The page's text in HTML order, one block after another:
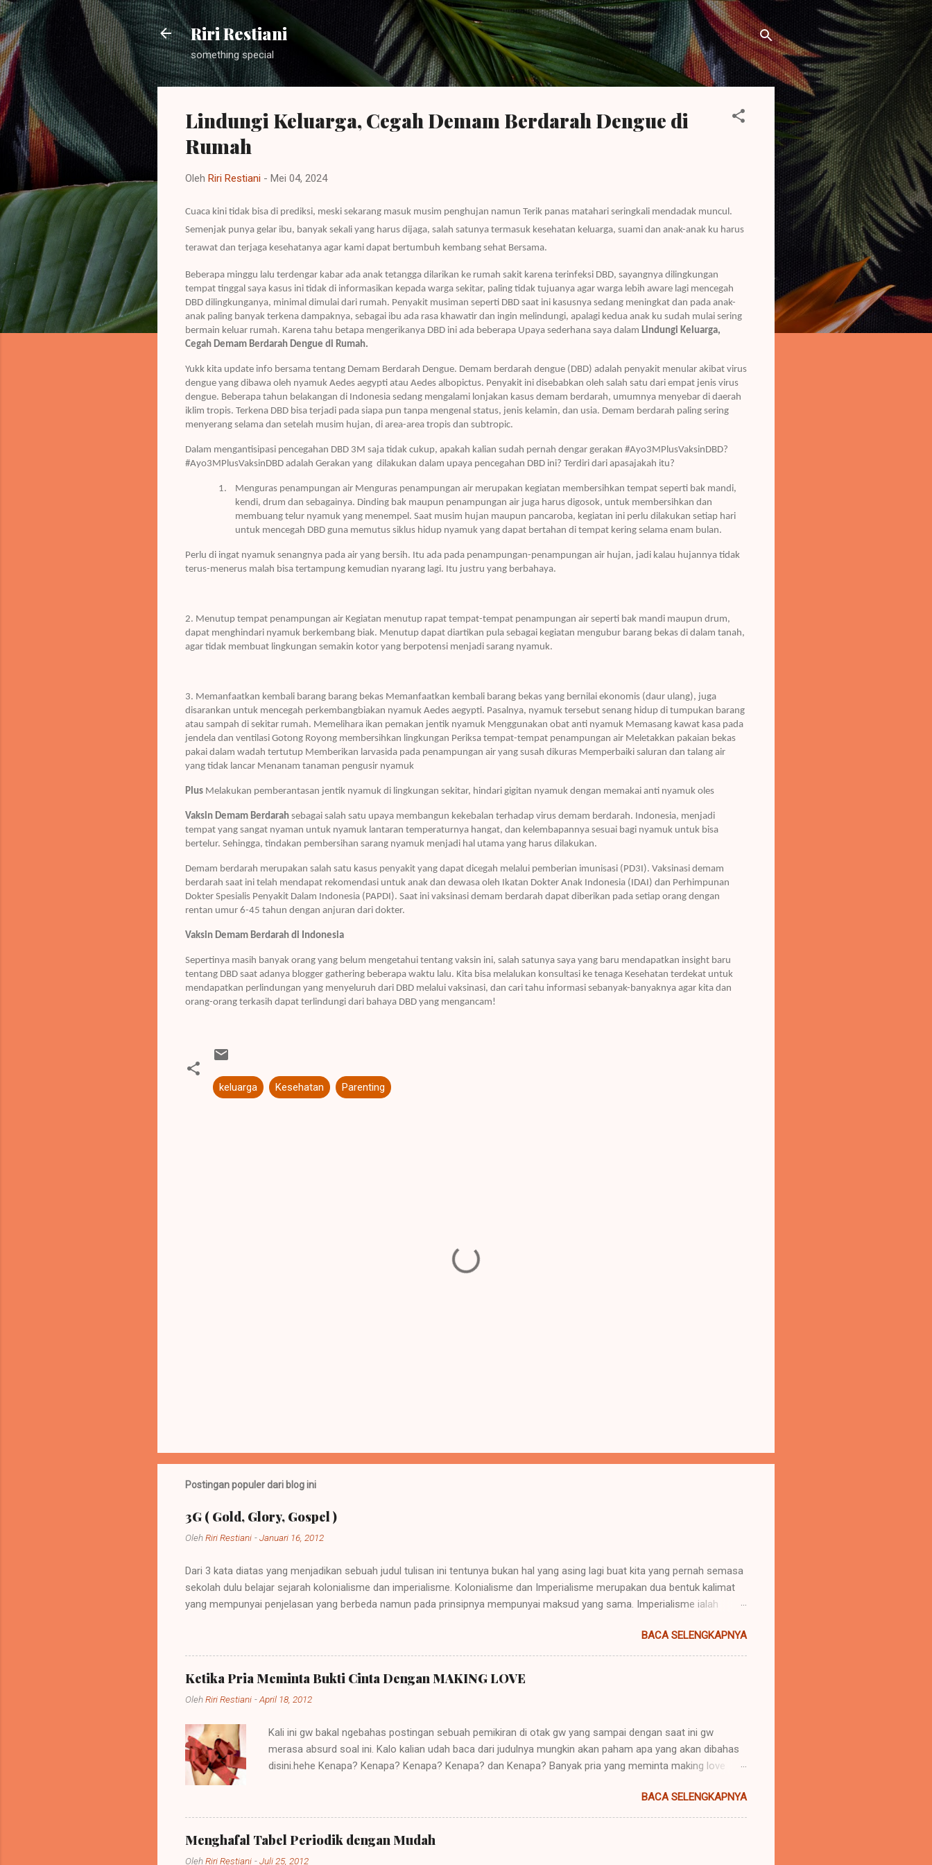
Langsung ke konten utama
Riri Restiani
something special
Lindungi Keluarga, Cegah Demam Berdarah Dengue di
Rumah
Oleh Riri Restiani - Mei 04, 2024
Cuaca kini tidak bisa di prediksi, meski sekarang masuk musim penghujan namun Terik panas matahari seringkali mendadak muncul.
Semenjak punya gelar ibu, banyak sekali yang harus dijaga, salah satunya termasuk kesehatan keluarga, suami dan anak-anak ku harus
terawat dan terjaga kesehatanya agar kami dapat bertumbuh kembang sehat Bersama.
Beberapa minggu lalu terdengar kabar ada anak tetangga dilarikan ke rumah sakit karena terinfeksi DBD, sayangnya dilingkungan
tempat tinggal saya kasus ini tidak di informasikan kepada warga sekitar, paling tidak tujuanya agar warga lebih aware lagi mencegah
DBD dilingkunganya, minimal dimulai dari rumah. Penyakit musiman seperti DBD saat ini kasusnya sedang meningkat dan pada anak-
anak paling banyak terkena dampaknya, sebagai ibu ada rasa khawatir dan ingin melindungi, apalagi kedua anak ku sudah mulai sering
bermain keluar rumah. Karena tahu betapa mengerikanya DBD ini ada beberapa Upaya sederhana saya dalam Lindungi Keluarga,
Cegah Demam Berdarah Dengue di Rumah.
Yukk kita update info bersama tentang Demam Berdarah Dengue. Demam berdarah dengue (DBD) adalah penyakit menular akibat virus
dengue yang dibawa oleh nyamuk Aedes aegypti atau Aedes albopictus. Penyakit ini disebabkan oleh salah satu dari empat jenis virus
dengue. Beberapa tahun belakangan di Indonesia sedang mengalami lonjakan kasus demam berdarah, umumnya menyebar di daerah
iklim tropis. Terkena DBD bisa terjadi pada siapa pun tanpa mengenal status, jenis kelamin, dan usia. Demam berdarah paling sering
menyerang selama dan setelah musim hujan, di area-area tropis dan subtropic.
Dalam mengantisipasi pencegahan DBD 3M saja tidak cukup, apakah kalian sudah pernah dengar gerakan #Ayo3MPlusVaksinDBD?
#Ayo3MPlusVaksinDBD adalah Gerakan yang dilakukan dalam upaya pencegahan DBD ini? Terdiri dari apasajakah itu?
1.
Menguras penampungan air Menguras penampungan air merupakan kegiatan membersihkan tempat seperti bak mandi,
kendi, drum dan sebagainya. Dinding bak maupun penampungan air juga harus digosok, untuk membersihkan dan
membuang telur nyamuk yang menempel. Saat musim hujan maupun pancaroba, kegiatan ini perlu dilakukan setiap hari
untuk mencegah DBD guna memutus siklus hidup nyamuk yang dapat bertahan di tempat kering selama enam bulan.
Perlu di ingat nyamuk senangnya pada air yang bersih. Itu ada pada penampungan-penampungan air hujan, jadi kalau hujannya tidak
terus-menerus malah bisa tertampung kemudian nyarang lagi. Itu justru yang berbahaya.
2. Menutup tempat penampungan air Kegiatan menutup rapat tempat-tempat penampungan air seperti bak mandi maupun drum,
dapat menghindari nyamuk berkembang biak. Menutup dapat diartikan pula sebagai kegiatan mengubur barang bekas di dalam tanah,
agar tidak membuat lingkungan semakin kotor yang berpotensi menjadi sarang nyamuk.
3. Memanfaatkan kembali barang barang bekas Memanfaatkan kembali barang bekas yang bernilai ekonomis (daur ulang), juga
disarankan untuk mencegah perkembangbiakan nyamuk Aedes aegypti. Pasalnya, nyamuk tersebut senang hidup di tumpukan barang
atau sampah di sekitar rumah. Memelihara ikan pemakan jentik nyamuk Menggunakan obat anti nyamuk Memasang kawat kasa pada
jendela dan ventilasi Gotong Royong membersihkan lingkungan Periksa tempat-tempat penampungan air Meletakkan pakaian bekas
pakai dalam wadah tertutup Memberikan larvasida pada penampungan air yang susah dikuras Memperbaiki saluran dan talang air
yang tidak lancar Menanam tanaman pengusir nyamuk
Plus Melakukan pemberantasan jentik nyamuk di lingkungan sekitar, hindari gigitan nyamuk dengan memakai anti nyamuk oles
Vaksin Demam Berdarah sebagai salah satu upaya membangun kekebalan terhadap virus demam berdarah. Indonesia, menjadi
tempat yang sangat nyaman untuk nyamuk lantaran temperaturnya hangat, dan kelembapannya sesuai bagi nyamuk untuk bisa
bertelur. Sehingga, tindakan pembersihan sarang nyamuk menjadi hal utama yang harus dilakukan.
Demam berdarah merupakan salah satu kasus penyakit yang dapat dicegah melalui pemberian imunisasi (PD3I). Vaksinasi demam
berdarah saat ini telah mendapat rekomendasi untuk anak dan dewasa oleh Ikatan Dokter Anak Indonesia (IDAI) dan Perhimpunan
Dokter Spesialis Penyakit Dalam Indonesia (PAPDI). Saat ini vaksinasi demam berdarah dapat diberikan pada setiap orang dengan
rentan umur 6-45 tahun dengan anjuran dari dokter.
Vaksin Demam Berdarah di Indonesia
Sepertinya masih banyak orang yang belum mengetahui tentang vaksin ini, salah satunya saya yang baru mendapatkan insight baru
tentang DBD saat adanya blogger gathering beberapa waktu lalu. Kita bisa melalukan konsultasi ke tenaga Kesehatan terdekat untuk
mendapatkan perlindungan yang menyeluruh dari DBD melalui vaksinasi, dan cari tahu informasi sebanyak-banyaknya agar kita dan
orang-orang terkasih dapat terlindungi dari bahaya DBD yang mengancam!
keluarga Kesehatan Parenting
Postingan populer dari blog ini
3G ( Gold, Glory, Gospel )
OlehRiri Restiani -Januari 16, 2012
Dari 3 kata diatas yang menjadikan sebuah judul tulisan ini tentunya bukan hal yang asing lagi buat kita yang pernah semasa
sekolah dulu belajar sejarah kolonialisme dan imperialisme. Kolonialisme dan Imperialisme merupakan dua bentuk kalimat
yang mempunyai penjelasan yang berbeda namun pada prinsipnya mempunyai maksud yang sama. Imperialisme ialah
itu bisa dipelihara atau berkembang. Sebuah contoh imperialisme terjadi saat negara-negara itu menaklukkan atau
menempati tanah-tanah itu. Perkataan imperialisme berasal dari kata Latin "imperare" yang artinya "memerintah". Hak untuk
memerintah (imperare) disebut "imperium". Orang yang diberi hak itu (diberi imperium) disebut "imperator". Yang lazimnya
diberi imperium itu ialah raja, dan karena itu lambat-laun raja disebut imperator dan kerajaannya (ialah daerah dimana imper...
BACA SELENGKAPNYA
Ketika Pria Meminta Bukti Cinta Dengan MAKING LOVE
OlehRiri Restiani -April 18, 2012
Kali ini gw bakal ngebahas postingan sebuah pemikiran di otak gw yang sampai dengan saat ini gw
merasa absurd soal ini. Kalo kalian udah baca dari judulnya mungkin akan paham apa yang akan dibahas
disini.hehe Kenapa? Kenapa? Kenapa? Kenapa? dan Kenapa? Banyak pria yang meminta making love
oleh tindakan yang didasari kasih sayang yang tulus bukannya hanya sekedar dari kata NAFSU.. ? Gw
heran apa benar semua pria menilai suatu hubungan hanya dari segi sex bebas dan mencinta hanya ingin
mendapatkan sex dari pasanganya? Apa mungkin karna mereka menganggap cinta itu kan gak
menggunakan struk kayak sewaktu kita belanja di supermarket, jadi minta bukti kali yah. *WTF for it.
BACA SELENGKAPNYA
Menghafal Tabel Periodik dengan Mudah
OlehRiri Restiani -Juli 25, 2012